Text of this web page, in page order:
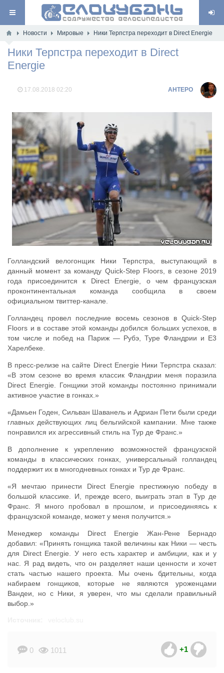
Новости Мировые Ники Терпстра переходит в Direct Energie
Ники Терпстра переходит в Direct
Energie
17.08.2018 02:20 AHTEPO
Голландский велогонщик Ники Терпстра, выступающий в
данный момент за команду Quick-Step Floors, в сезоне 2019
года присоединится к Direct Energie, о чем французская
проконтинентальная команда сообщила в своем
официальном твиттер-канале.
Голландец провел последние восемь сезонов в Quick-Step
Floors и в составе этой команды добился больших успехов, в
том числе и побед на Париж — Рубэ, Туре Фландрии и Е3
Харелбеке.
В пресс-релизе на сайте Direct Energie Ники Терпстра сказал:
«В этом сезоне во время классик Фландрии меня поразила
Direct Energie. Гонщики этой команды постоянно принимали
активное участие в гонках.»
«Дамьен Годен, Сильван Шаванель и Адриан Пети были среди
главных действующих лиц бельгийской кампании. Мне также
понравился их агрессивный стиль на Тур де Франс.»
В дополнение к укреплению возможностей французской
команды в классических гонках, универсальный голландец
поддержит их в многодневных гонках и Тур де Франс.
«Я мечтаю принести Direct Energie престижную победу в
большой классике. И, прежде всего, выиграть этап в Тур де
Франс. Я много пробовал в прошлом, и присоединяясь к
французской команде, может у меня получится.»
Менеджер команды Direct Energie Жан-Рене Бернадо
добавил: «Принять гонщика такой величины как Ники — честь
для Direct Energie. У него есть характер и амбиции, как и у
нас. Я рад видеть, что он разделяет наши ценности и хочет
стать частью нашего проекта. Мы очень бдительны, когда
набираем гонщиков, которые не являются уроженцами
Вандеи, но с Ники, я уверен, что мы сделали правильный
выбор.»
0 1011 +1